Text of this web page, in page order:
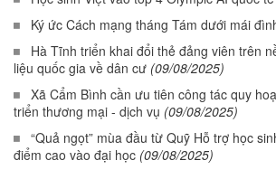
Ký ức Cách mạng tháng Tám dưới mái
Hà Tĩnh triển khai đổi thẻ đảng viên trên
liệu quốc gia về dân cư (09/08/2025)
Xã Cẩm Bình cần ưu tiên công tác quy
triển thương mại - dịch vụ (09/08/2025)
“Quả ngọt” mùa đầu từ Quỹ Hỗ trợ học
điểm cao vào đại học (09/08/2025)